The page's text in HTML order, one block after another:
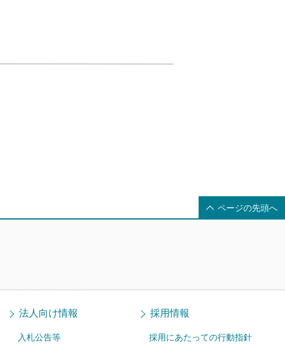
ページの先頭へ
法人向け情報
入札公告等
採用情報
採用にあたっての行動指針